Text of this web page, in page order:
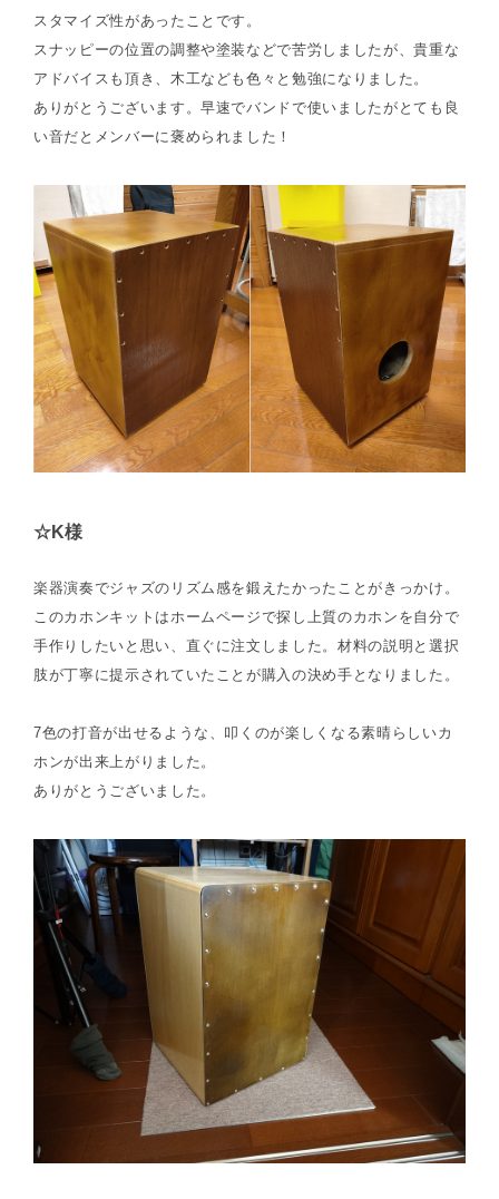
スタマイズ性があったことです。
スナッピーの位置の調整や塗装などで苦労しましたが、貴重な
アドバイスも頂き、木工なども色々と勉強になりました。
ありがとうございます。早速でバンドで使いましたがとても良
い音だとメンバーに褒められました！
☆K様
楽器演奏でジャズのリズム感を鍛えたかったことがきっかけ。
このカホンキットはホームページで探し上質のカホンを自分で
手作りしたいと思い、直ぐに注文しました。材料の説明と選択
肢が丁寧に提示されていたことが購入の決め手となりました。
7色の打音が出せるような、叩くのが楽しくなる素晴らしいカ
ホンが出来上がりました。
ありがとうございました。